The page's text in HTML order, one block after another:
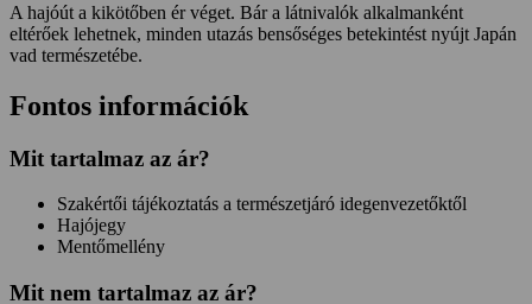
A hajóút a kikötőben ér véget. Bár a látnivalók alkalmanként
eltérőek lehetnek, minden utazás bensőséges betekintést nyújt Japán
vad természetébe.
Fontos információk
Mit tartalmaz az ár?
Szakértői tájékoztatás a természetjáró idegenvezetőktől
Hajójegy
Mentőmellény
Mit nem tartalmaz az ár?